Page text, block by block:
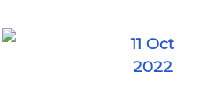
11 Oct
2022